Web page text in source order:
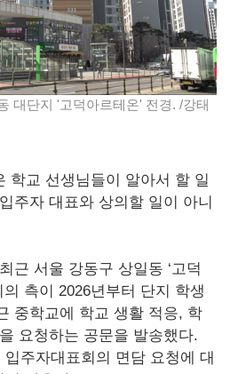
대단지 '고덕아르테온' 전경. /강태
학교 선생님들이 알아서 할 일
주자 대표와 상의할 일이 아니
근 서울 강동구 상일동 ‘고덕
측이 2026년부터 단지 학생
중학교에 학교 생활 적응, 학
요청하는 공문을 발송했다.
주자대표회의 면담 요청에 대